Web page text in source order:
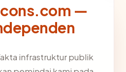
—
infrastruktur publik